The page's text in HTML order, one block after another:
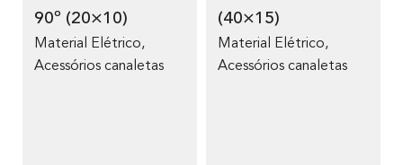
90º (20×10)
Material Elétrico,
Acessórios canaletas
(40×15)
Material Elétrico,
Acessórios canaletas